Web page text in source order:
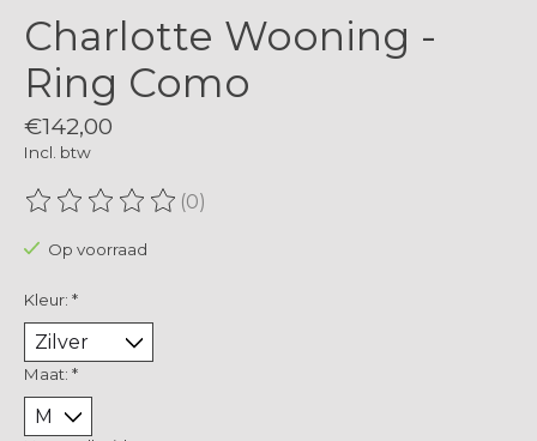
Charlotte Wooning -
Ring Como
€142,00
Incl. btw
De beoordeling van dit product is
(0)
Op voorraad
Kleur: *
Maat: *